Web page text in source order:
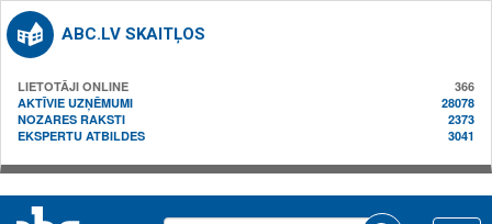
ABC.LV SKAITĻOS
LIETOTĀJI ONLINE
366
AKTĪVIE UZŅĒMUMI
28078
NOZARES RAKSTI
2373
EKSPERTU ATBILDES
3041